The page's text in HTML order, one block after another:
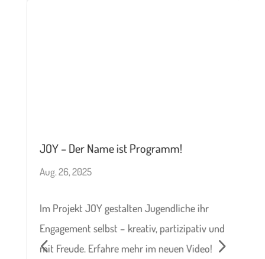
JOY – Der Name ist Programm!
Aug. 26, 2025
Im Projekt JOY gestalten Jugendliche ihr
Engagement selbst – kreativ, partizipativ und
mit Freude. Erfahre mehr im neuen Video!